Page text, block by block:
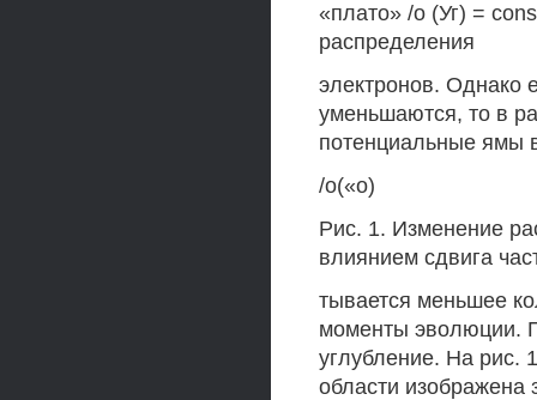
«плато» /о (Уг) =
распределения
электронов. Однако
уменьшаются, то в
потенциальные ямы
/о(«о)
Рис. 1. Изменение
влиянием сдвига
тывается меньшее
моменты эволюции.
углубление. На рис.
области изображена